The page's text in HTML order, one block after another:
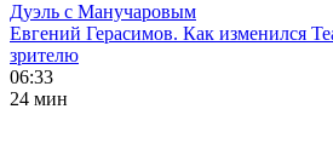
Дуэль с Манучаровым
Евгений Герасимов. Как изменился
зрителю
06:33
24 мин